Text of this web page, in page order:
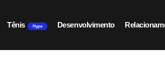
Tênis Hype Desenvolvimento